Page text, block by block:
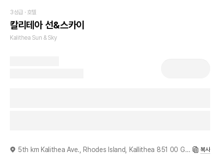
3성급 · 호텔
칼리테아 선&스카이
Kalithea Sun & Sky
5th km Kalithea Ave., Rhodes Island, Kallithea 851 00 Greece 복사